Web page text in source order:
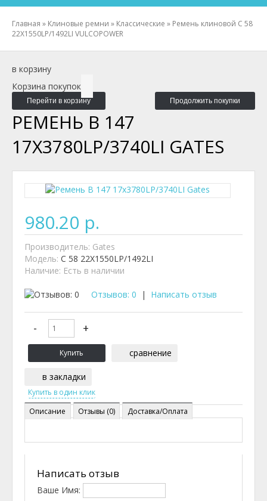
Главная » Клиновые ремни » Классические » Ремень клиновой C 58
22X1550LP/1492LI VULCOPOWER
в корзину
Корзина покупок
Перейти в корзину Продолжить покупки
РЕМЕНЬ B 147
17X3780LP/3740LI GATES
980.20 р.
Производитель: Gates
Модель: C 58 22X1550LP/1492LI
Наличие: Есть в наличии
Отзывов: 0 | Написать отзыв
сравнение
в закладки
Описание Отзывы (0) Доставка/Оплата
Написать отзыв
Ваше Имя: